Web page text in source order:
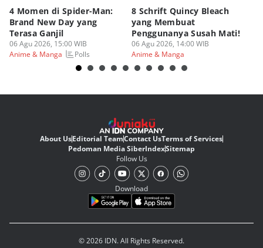
4 Momen di Spider-Man:
Brand New Day yang
Terasa Ganjil
06 Agu 2026, 15:00 WIB
Anime & Manga
Polls
8 Schrift Quincy Bleach
yang Membuat
Penggunanya Susah Mati!
06 Agu 2026, 14:00 WIB
Anime & Manga
About UsEditorial TeamContact UsTerms of Services
Pedoman Media SiberIndexSitemap
Follow Us
Download
© 2026 IDN. All Rights Reserved.